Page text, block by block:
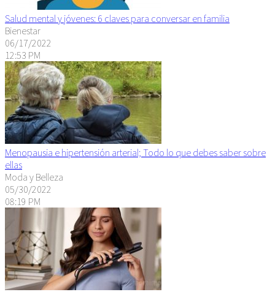
Salud mental y jóvenes: 6 claves para conversar en familia
Bienestar
06/17/2022
12:53 PM
Menopausia e hipertensión arterial; Todo lo que debes saber sobre
ellas
Moda y Belleza
05/30/2022
08:19 PM